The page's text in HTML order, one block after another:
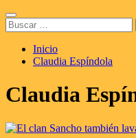
Saltar
al
contenido
Menú
principal
Buscar:
Inicio
Claudia Espíndola
Claudia